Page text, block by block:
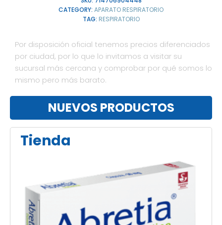
CATEGORY: APARATO RESPIRATORIO
TAG: RESPIRATORIO
Por disposición oficial tenemos precios diferenciados
por ciudad, por lo que lo invitamos a visitar su
sucursal más cercana y comprobar por qué somos lo
mismo pero más barato.
NUEVOS PRODUCTOS
Tienda